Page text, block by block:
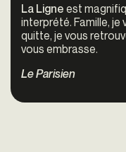
La Ligne est
interprété. Famille, je
quitte, je vous
vous embrasse.
Le Parisien